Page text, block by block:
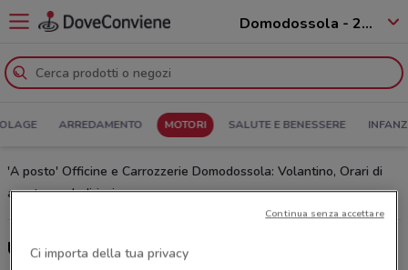
Domodossola - 28845
ARREDAMENTO MOTORI SALUTE E BENESSERE
'A posto' Officine e Carrozzerie Domodossola: Volantino, Orari di
apertura e Indirizzi
Ci importa della tua privacy
Continua senza accettare